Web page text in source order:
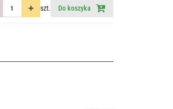
szt. Do koszyka